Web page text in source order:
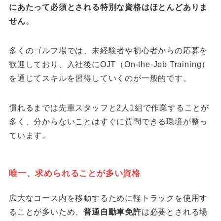
にあたって必須とされる特別な資格はほとんどありま
せん。
多くのゴルフ場では、未経験者や初心者からの応募を
歓迎しており、入社後にOJT（On-the-Job Training）
を通じてスキルを習得していくのが一般的です。
慣れるまでは先輩スタッフと2人1組で作業することが
多く、分からないことはすぐに質問できる環境が整っ
ています。
唯一、求められることが多い資格
広大なコース内を移動するために軽トラックを使用す
ることが多いため、普通自動車免許は必要とされる場